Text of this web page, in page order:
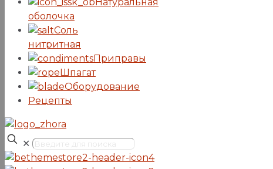
оболочка
Соль
нитритная
Приправы
Шпагат
Оборудование
Рецепты
✕